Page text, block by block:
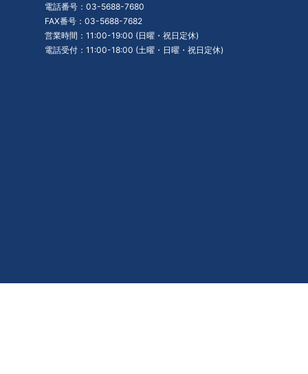
電話番号：03-5688-7680
FAX番号：03-5688-7682
営業時間：11:00-19:00 (日曜・祝日定休)
電話受付：11:00-18:00 (土曜・日曜・祝日定休)